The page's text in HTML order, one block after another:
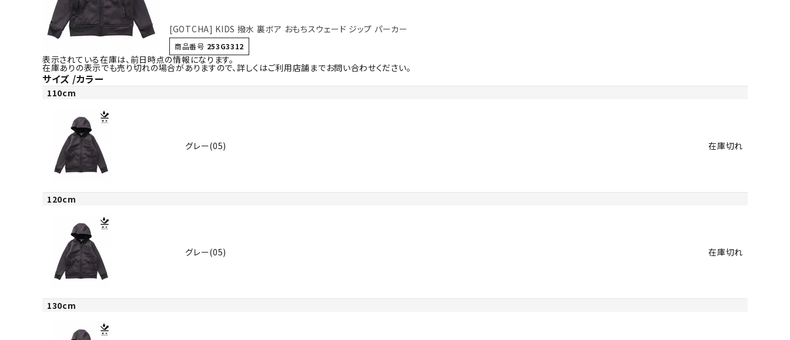
[GOTCHA] KIDS 撥水 裏ボア おもちスウェード ジップ パーカー
商品番号 253G3312
表示されている在庫は、前日時点の情報になります。
在庫ありの表示でも売り切れの場合がありますので、詳しくはご利用店舗までお問い合わせください。
サイズ カラー
110cm
グレー(05) 在庫切れ
120cm
グレー(05) 在庫切れ
130cm